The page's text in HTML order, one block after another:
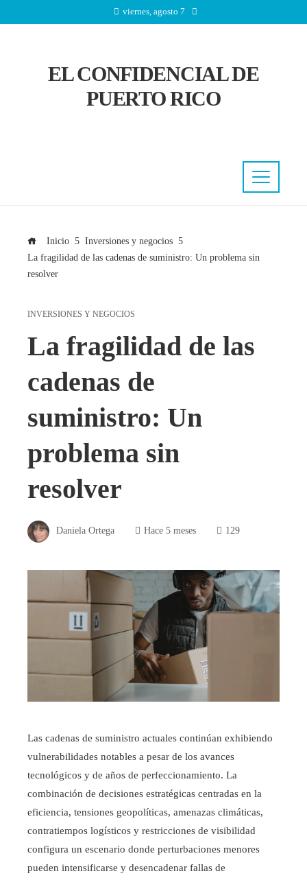
viernes, agosto 7
EL CONFIDENCIAL DE
PUERTO RICO
Inicio
Inversiones y negocios
La fragilidad de las cadenas de suministro: Un problema sin
resolver
INVERSIONES Y NEGOCIOS
La fragilidad de las
cadenas de
suministro: Un
problema sin
resolver
Daniela Ortega Hace 5 meses 129
Las cadenas de suministro actuales continúan exhibiendo
vulnerabilidades notables a pesar de los avances
tecnológicos y de años de perfeccionamiento. La
combinación de decisiones estratégicas centradas en la
eficiencia, tensiones geopolíticas, amenazas climáticas,
contratiempos logísticos y restricciones de visibilidad
configura un escenario donde perturbaciones menores
pueden intensificarse y desencadenar fallas de